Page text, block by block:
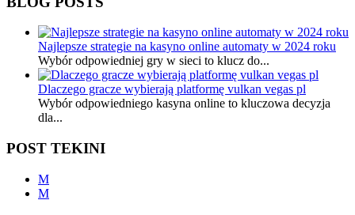
Najlepsze strategie na kasyno online automaty w 2024 roku
Wybór odpowiedniej gry w sieci to klucz do...
Dlaczego gracze wybierają platformę vulkan vegas pl
Wybór odpowiedniego kasyna online to kluczowa decyzja
dla...
POST TEKINI
M
M